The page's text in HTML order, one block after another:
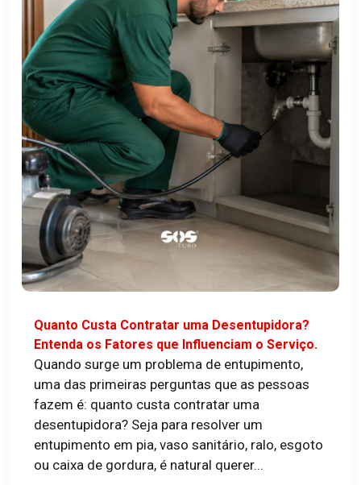
Quanto Custa Contratar uma Desentupidora?
Entenda os Fatores que Influenciam o Serviço.
Quando surge um problema de entupimento,
uma das primeiras perguntas que as pessoas
fazem é: quanto custa contratar uma
desentupidora? Seja para resolver um
entupimento em pia, vaso sanitário, ralo, esgoto
ou caixa de gordura, é natural querer...